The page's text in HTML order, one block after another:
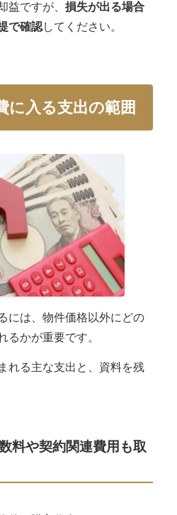
益ですが、 損失が出る場合
で確認してください。
に入る支出の範囲
には、物件価格以外にどの
るかが重要です。
れる主な支出と、資料を残
料や契約関連費用も取